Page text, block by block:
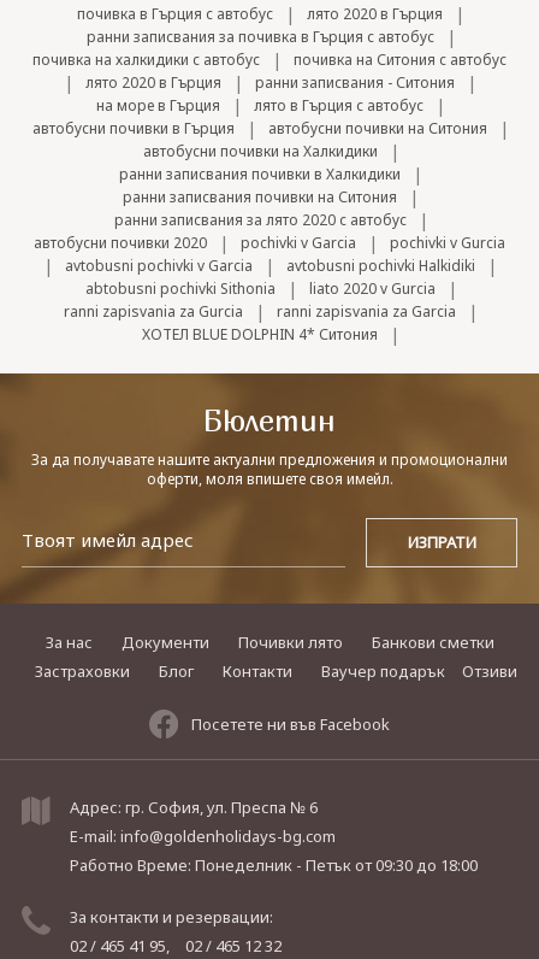
почивка в Гърция с автобус | лято 2020 в Гърция |
ранни записвания за почивка в Гърция с автобус |
почивка на халкидики с автобус | почивка на Ситония с автобус
| лято 2020 в Гърция | ранни записвания - Ситония |
на море в Гърция | лято в Гърция с автобус |
автобусни почивки в Гърция | автобусни почивки на Ситония |
автобусни почивки на Халкидики |
ранни записвания почивки в Халкидики |
ранни записвания почивки на Ситония |
ранни записвания за лято 2020 с автобус |
автобусни почивки 2020 | pochivki v Garcia | pochivki v Gurcia
| avtobusni pochivki v Garcia | avtobusni pochivki Halkidiki |
abtobusni pochivki Sithonia | liato 2020 v Gurcia |
ranni zapisvania za Gurcia | ranni zapisvania za Garcia |
ХОТЕЛ BLUE DOLPHIN 4* Ситония |
Бюлетин
За да получавате нашите актуални предложения и промоционални
оферти, моля впишете своя имейл.
За нас Документи Почивки лято
Банкови сметки
Застраховки
Блог Контакти Ваучер подарък Отзиви
Посетете ни във Facebook
Адрес: гр. София, ул. Преспа № 6
E-mail: info@goldenholidays-bg.com
Работно Време: Понеделник - Петъкот 09:30 до 18:00
За контакти и резервации:
02 / 465 41 95,
02 / 465 12 32